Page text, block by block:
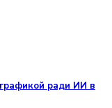
ради ИИ в